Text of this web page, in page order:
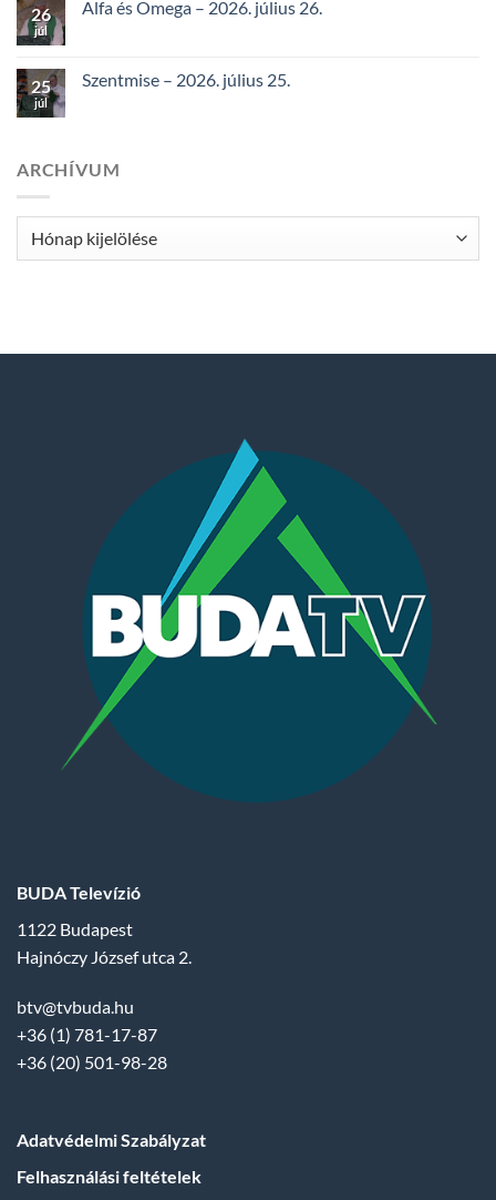
26
júl
Alfa és Omega – 2026. július 26.
25
júl
Szentmise – 2026. július 25.
ARCHÍVUM
Archívum
BUDA Televízió
1122 Budapest
Hajnóczy József utca 2.
btv@tvbuda.hu
+36 (1) 781-17-87
+36 (20) 501-98-28
Adatvédelmi Szabályzat
Felhasználási feltételek